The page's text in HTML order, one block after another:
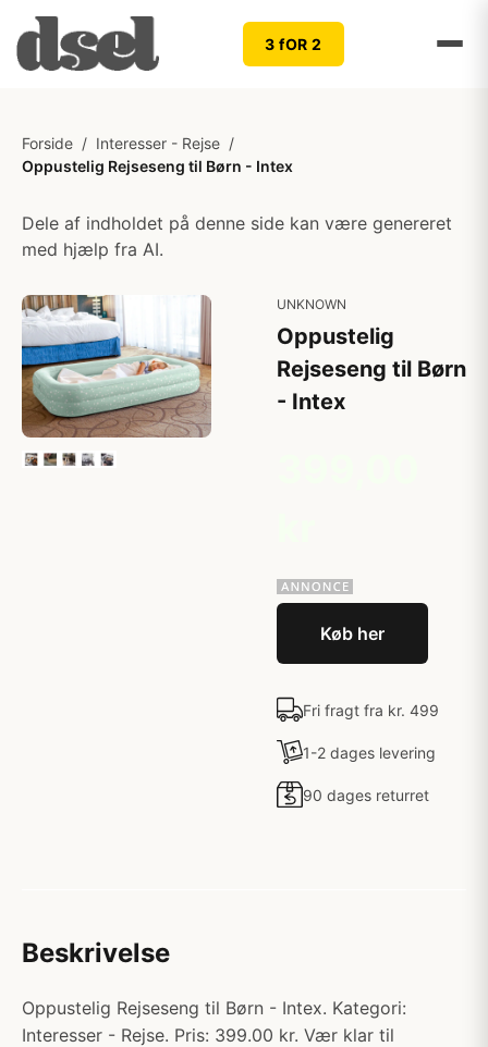
3 fOR 2
Forside / Interesser - Rejse /
Oppustelig Rejseseng til Børn - Intex
Dele af indholdet på denne side kan være genereret
med hjælp fra AI.
UNKNOWN
Oppustelig
Rejseseng til Børn
- Intex
Køb her
Fri fragt fra kr. 499
1-2 dages levering
90 dages returret
Beskrivelse
Oppustelig Rejseseng til Børn - Intex. Kategori:
Interesser - Rejse. Pris: 399.00 kr. Vær klar til